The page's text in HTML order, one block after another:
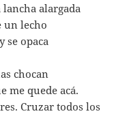
alargada
un lecho
se opaca
chocan
me quede acá.
Cruzar todos los